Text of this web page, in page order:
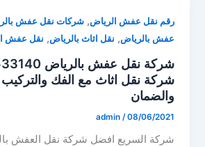
رقم نقل عفش الرياض,شركات نقل عفش
عفش بالرياض, نقل اثاث بالرياض, نقل عفش
شركة نقل اثاث مع الفك والتركيب
والضمان
admin /08/06/2021
شركة السريع افضل شركة نقل العفش